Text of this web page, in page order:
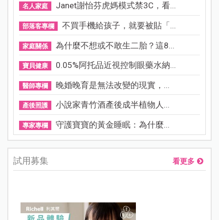
名人家庭 Janet謝怡芬虎媽模式禁3C，看...
部落客專欄 不買手機給孩子，就要被貼「...
家庭關係 為什麼不想或不敢生二胎？這8...
寶貝健康 0.05%阿托品近視控制眼藥水納...
醫師專欄 晚婚晚育是無法改變的現實，...
產後照護 小說家青竹酒產後成半植物人...
專家專欄 守護寶寶的黃金睡眠：為什麼...
試用募集 看更多